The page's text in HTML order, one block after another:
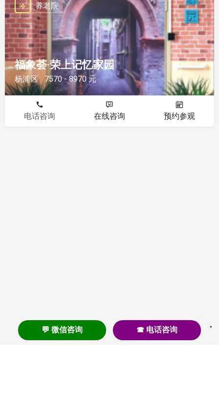
福象荟·荣上记忆家园
杨浦区 7570 - 8970 元
养老院
电话咨询 在线咨询 预约参观
💬 微信咨询 ☎ 电话咨询